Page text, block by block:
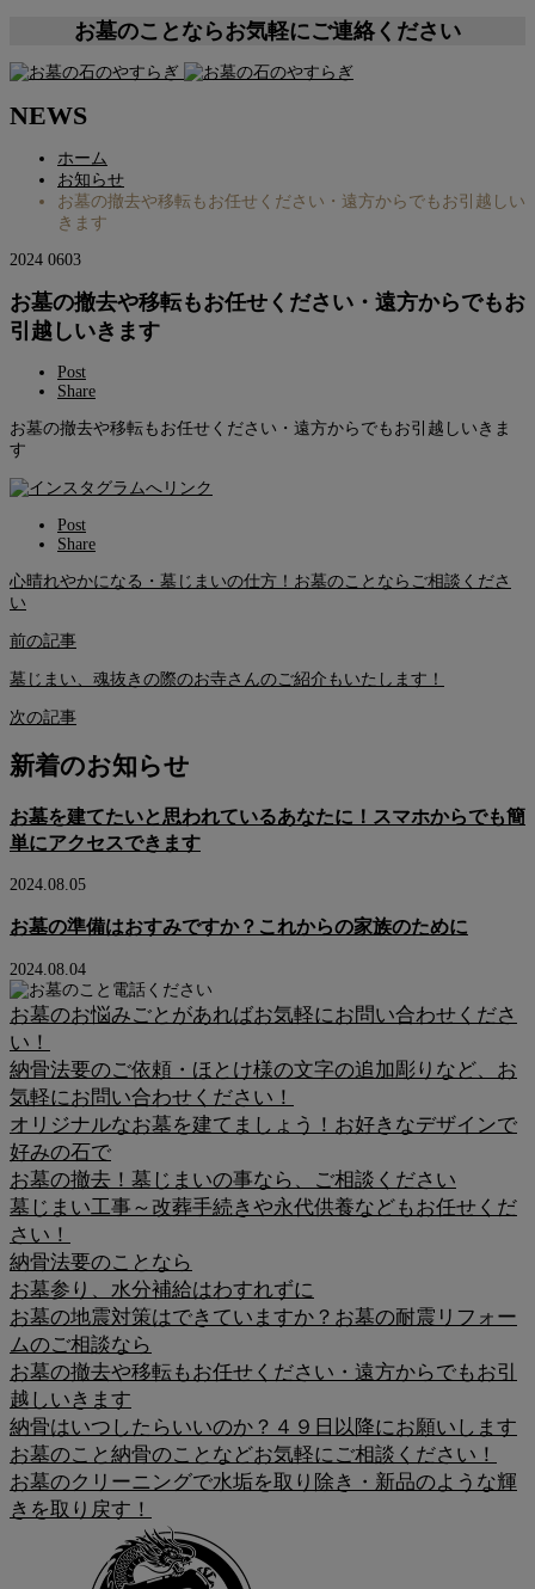
お墓のことならお気軽にご連絡ください
NEWS
ホーム
お知らせ
お墓の撤去や移転もお任せください・遠方からでもお引越しい
きます
2024 0603
お墓の撤去や移転もお任せください・遠方からでもお
引越しいきます
Post
Share
お墓の撤去や移転もお任せください・遠方からでもお引越しいきま
す
Post
Share
心晴れやかになる・墓じまいの仕方！お墓のことならご相談くださ
い
前の記事
墓じまい、魂抜きの際のお寺さんのご紹介もいたします！
次の記事
新着のお知らせ
お墓を建てたいと思われているあなたに！スマホからでも簡
単にアクセスできます
2024.08.05
お墓の準備はおすみですか？これからの家族のために
2024.08.04
お墓のお悩みごとがあればお気軽にお問い合わせくださ
い！
納骨法要のご依頼・ほとけ様の文字の追加彫りなど、お
気軽にお問い合わせください！
オリジナルなお墓を建てましょう！お好きなデザインで
好みの石で
お墓の撤去！墓じまいの事なら、ご相談ください
墓じまい工事～改葬手続きや永代供養などもお任せくだ
さい！
納骨法要のことなら
お墓参り、水分補給はわすれずに
お墓の地震対策はできていますか？お墓の耐震リフォー
ムのご相談なら
お墓の撤去や移転もお任せください・遠方からでもお引
越しいきます
納骨はいつしたらいいのか？４９日以降にお願いします
お墓のこと納骨のことなどお気軽にご相談ください！
お墓のクリーニングで水垢を取り除き・新品のような輝
きを取り戻す！